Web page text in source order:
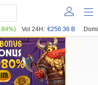
Vol 24H: €256.36 B